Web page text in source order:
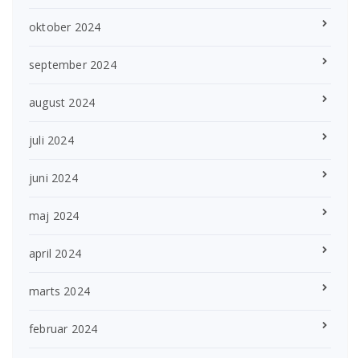
oktober 2024
september 2024
august 2024
juli 2024
juni 2024
maj 2024
april 2024
marts 2024
februar 2024